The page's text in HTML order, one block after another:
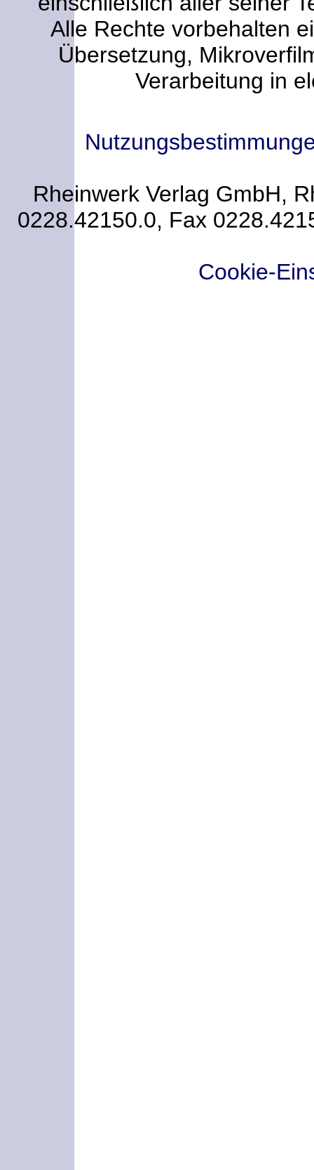
Alle Rechte vorbehalten
Übersetzung,
Verarbeitung in
Rheinwerk Verlag GmbH,
0228.42150.0, Fax
Cookie-